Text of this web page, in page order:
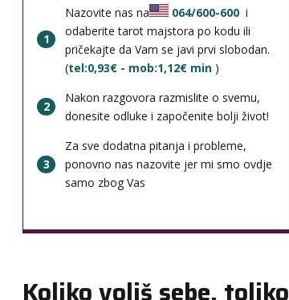
1
Nazovite nas na 064/600-600 i
odaberite tarot majstora po kodu ili
pričekajte da Vam se javi prvi slobodan.
(tel:0,93€ - mob:1,12€ min )
2
Nakon razgovora razmislite o svemu,
donesite odluke i započenite bolji život!
3
Za sve dodatna pitanja i probleme,
ponovno nas nazovite jer mi smo ovdje
samo zbog Vas